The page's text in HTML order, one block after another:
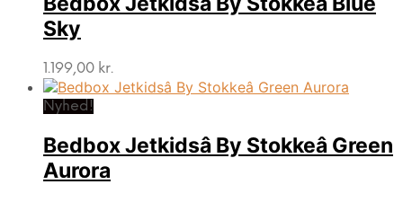
Sky
1.199,00 kr.
Nyhed!
Bedbox Jetkidsâ By Stokkeâ Green
Aurora